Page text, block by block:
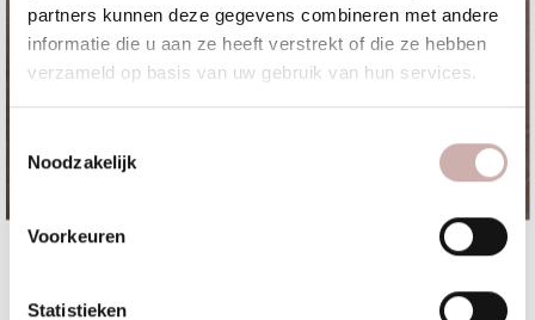
partners kunnen deze gegevens combineren met andere
informatie die u aan ze heeft verstrekt of die ze hebben
verzameld op basis van uw gebruik van hun services.
Noodzakelijk
Voorkeuren
Statistieken
Huub de Groot
Het kasteel was leuk, maar de
sfeer en het enthousiasme van de
organisatie was fantastisch!
Arrangementen met ruimte voor jullie
trouwmogelijkheden van Kasteel Dussen te ontdekken. Tijdens